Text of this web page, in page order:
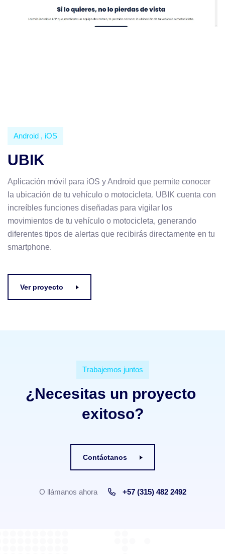
Android , iOS
UBIK
Aplicación móvil para iOS y Android que permite conocer
la ubicación de tu vehículo o motocicleta. UBIK cuenta con
increíbles funciones diseñadas para vigilar los
movimientos de tu vehículo o motocicleta, generando
diferentes tipos de alertas que recibirás directamente en tu
smartphone.
Ver proyecto
Trabajemos juntos
¿ Necesitas un proyecto
exitoso?
Contáctanos
O llámanos ahora +57 (315) 482 2492